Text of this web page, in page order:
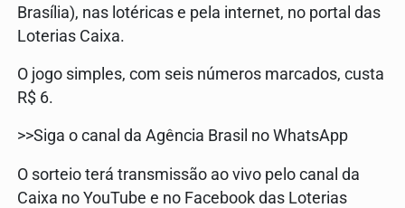
Brasília), nas lotéricas e pela internet, no portal das
Loterias Caixa.
O jogo simples, com seis números marcados, custa
R$ 6.
>>Siga o canal da Agência Brasil no WhatsApp
O sorteio terá transmissão ao vivo pelo canal da
Caixa no YouTube e no Facebook das Loterias